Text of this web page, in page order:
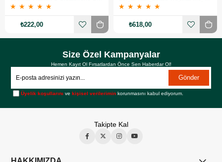
★ ★ ★ ★ ★
₺222,00
★ ★ ★ ★ ★
₺618,00
Size Özel Kampanyalar
Hemen Kayıt Ol Fırsatlardan Önce Sen Haberdar Ol!
Gönder
Üyelik koşullarını vekişisel verilerimin korunmasını kabul ediyorum.
Takipte Kal